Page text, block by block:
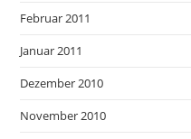
Februar 2011
Januar 2011
Dezember 2010
November 2010